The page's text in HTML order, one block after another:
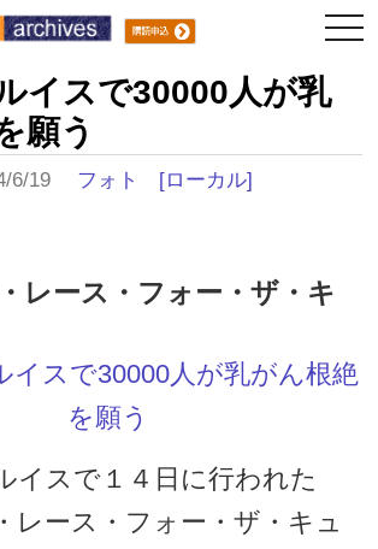
イスで30000人が乳
願う
6/19 フォト [ローカル]
レース・フォー・ザ・キ
イスで１４日に行われた
レース・フォー・ザ・キュ